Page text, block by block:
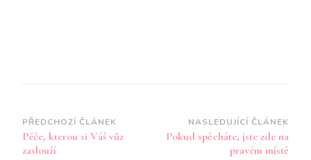
Navigace
příspěvku
PŘEDCHOZÍ ČLÁNEK
Péče, kterou si Váš vůz
zaslouží
NASLEDUJÍCÍ ČLÁNEK
Pokud spěcháte, jste zde na
pravém místě